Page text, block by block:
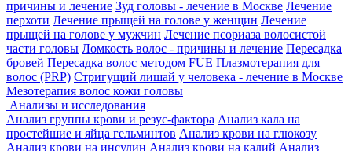
причины и лечение Зуд головы - лечение в Москве Лечение
перхоти Лечение прыщей на голове у женщин Лечение
прыщей на голове у мужчин Лечение псориаза волосистой
части головы Ломкость волос - причины и лечение Пересадка
бровей Пересадка волос методом FUE Плазмотерапия для
волос (PRP) Стригущий лишай у человека - лечение в Москве
Мезотерапия волос кожи головы
Анализы и исследования
Анализ группы крови и резус-фактора Анализ кала на
простейшие и яйца гельминтов Анализ крови на глюкозу
Анализ крови на инсулин Анализ крови на калий Анализ